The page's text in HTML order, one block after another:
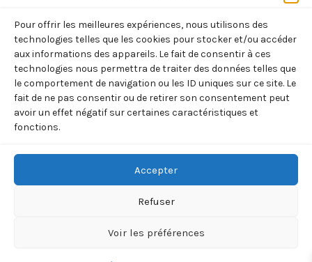
Pour offrir les meilleures expériences, nous utilisons des
technologies telles que les cookies pour stocker et/ou accéder
aux informations des appareils. Le fait de consentir à ces
technologies nous permettra de traiter des données telles que
le comportement de navigation ou les ID uniques sur ce site. Le
fait de ne pas consentir ou de retirer son consentement peut
avoir un effet négatif sur certaines caractéristiques et
fonctions.
Accepter
Refuser
Voir les préférences
L’ETE OU PAPA
EST DEVENU
GAY (ENDRE
LUND ERIKSEN)
17,90€ TTC
au
CELA
N’ARRRIVE
JAMAIS (ANNE
HOLT)
7,90€ TTC
au
panier
LA VIE AU
RALENTI
(KJERSTI
SKOMSVOLD)
17,00€ TTC
au